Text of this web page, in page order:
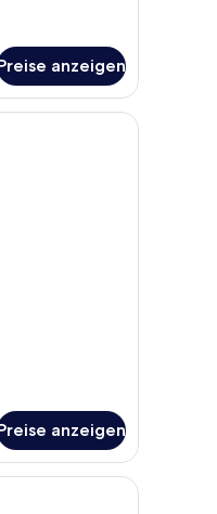
anzeigen
Bettwaren,
anzeigen